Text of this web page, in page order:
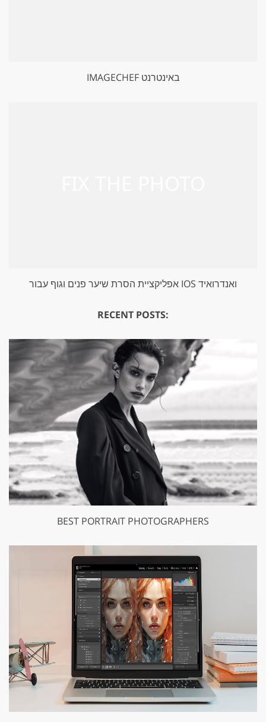
IMAGECHEF באינטרנט
אפליקציית הסרת שיער פנים וגוף עבור IOS ואנדרואיד
RECENT POSTS:
BEST PORTRAIT PHOTOGRAPHERS